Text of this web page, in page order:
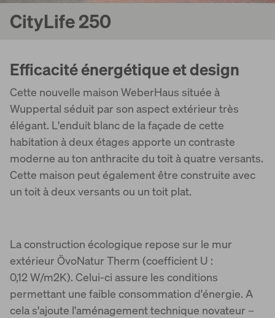
CityLife 250
Efficacité énergétique et design
Cette nouvelle maison WeberHaus située à
Wuppertal séduit par son aspect extérieur très
élégant. L'enduit blanc de la façade de cette
habitation à deux étages apporte un contraste
moderne au ton anthracite du toit à quatre versants.
Cette maison peut également être construite avec
un toit à deux versants ou un toit plat.
La construction écologique repose sur le mur
extérieur ÖvoNatur Therm (coefficient U :
0,12 W/m2K). Celui-ci assure les conditions
permettant une faible consommation d'énergie. A
cela s'ajoute l'aménagement technique novateur –
Découvrir
World of Living